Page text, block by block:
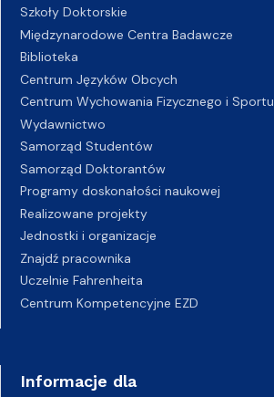
Szkoły Doktorskie
Międzynarodowe Centra Badawcze
Biblioteka
Centrum Języków Obcych
Centrum Wychowania Fizycznego i Sportu
Wydawnictwo
Samorząd Studentów
Samorząd Doktorantów
Programy doskonałości naukowej
Realizowane projekty
Jednostki i organizacje
Znajdź pracownika
Uczelnie Fahrenheita
Centrum Kompetencyjne EZD
Informacje dla